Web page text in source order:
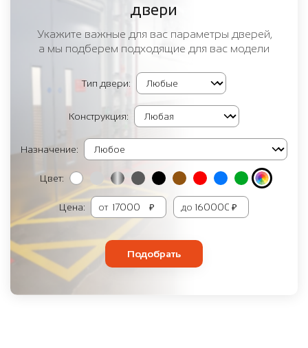
двери
Укажите важные для вас параметры дверей,
а мы подберем подходящие для вас модели
Тип двери:
Конструкция:
Назначение:
Цвет:
Цена: от ₽ до ₽
Подобрать